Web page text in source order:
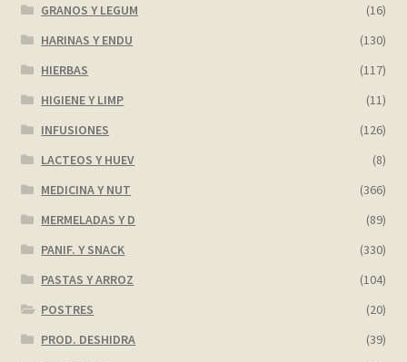
GRANOS Y LEGUM
(16)
HARINAS Y ENDU
(130)
HIERBAS
(117)
HIGIENE Y LIMP
(11)
INFUSIONES
(126)
LACTEOS Y HUEV
(8)
MEDICINA Y NUT
(366)
MERMELADAS Y D
(89)
PANIF. Y SNACK
(330)
PASTAS Y ARROZ
(104)
POSTRES
(20)
PROD. DESHIDRA
(39)